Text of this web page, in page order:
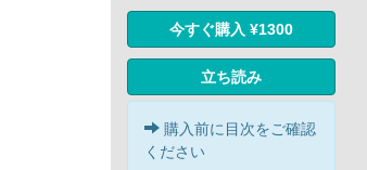
今すぐ購入 ¥1300
立ち読み
購入前に目次をご確認
ください